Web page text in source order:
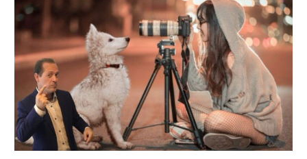
Seguro
de
tu
Peludo?
Esto
Debes
Activar
HOY
Para
Evitar
Problemas